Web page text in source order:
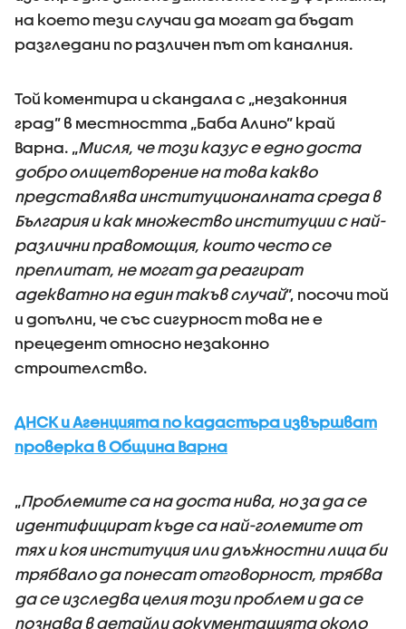
на което тези случаи да могат да бъдат
разгледани по различен път от каналния.
Той коментира и скандала с „незаконния
град” в местността „Баба Алино” край
Варна. „Мисля, че този казус е едно доста
добро олицетворение на това какво
представлява институционалната среда в
България и как множество институции с най-
различни правомощия, които често се
преплитат, не могат да реагират
адекватно на един такъв случай”, посочи той
и допълни, че със сигурност това не е
прецедент относно незаконно
строителство.
ДНСК и Агенцията по кадастъра извършват
проверка в Община Варна
„Проблемите са на доста нива, но за да се
идентифицират къде са най-големите от
тях и коя институция или длъжностни лица би
трябвало да понесат отговорност, трябва
да се изследва целия този проблем и да се
познава в детайли документацията около